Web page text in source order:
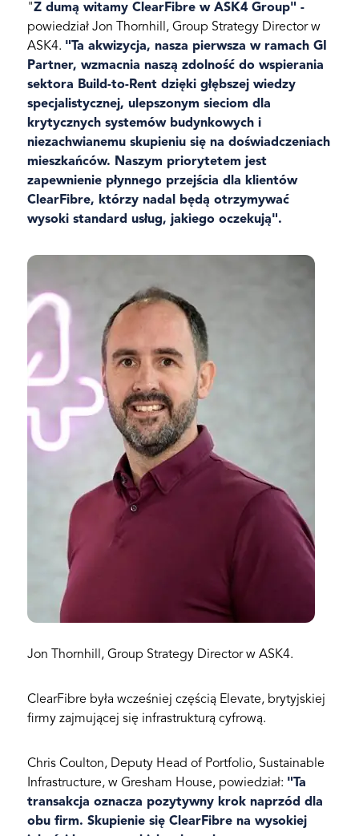
"Z dumą witamy ClearFibre w ASK4 Group" -
powiedział Jon Thornhill, Group Strategy Director w
ASK4. "Ta akwizycja, nasza pierwsza w ramach GI
Partner, wzmacnia naszą zdolność do wspierania
sektora Build-to-Rent dzięki głębszej wiedzy
specjalistycznej, ulepszonym sieciom dla
krytycznych systemów budynkowych i
niezachwianemu skupieniu się na doświadczeniach
mieszkańców. Naszym priorytetem jest
zapewnienie płynnego przejścia dla klientów
ClearFibre, którzy nadal będą otrzymywać
wysoki standard usług, jakiego oczekują".
Jon Thornhill, Group Strategy Director w ASK4.
ClearFibre była wcześniej częścią Elevate, brytyjskiej
firmy zajmującej się infrastrukturą cyfrową.
Chris Coulton, Deputy Head of Portfolio, Sustainable
Infrastructure, w Gresham House, powiedział: "Ta
transakcja oznacza pozytywny krok naprzód dla
obu firm. Skupienie się ClearFibre na wysokiej